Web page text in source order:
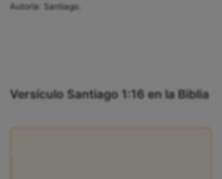
Autoría: Santiago.
Versículo Santiago 1:16 en la Biblia